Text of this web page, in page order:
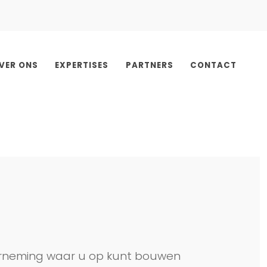
ONS EXPERTISES PARTNERS CONTACT
waar u op kunt bouwen